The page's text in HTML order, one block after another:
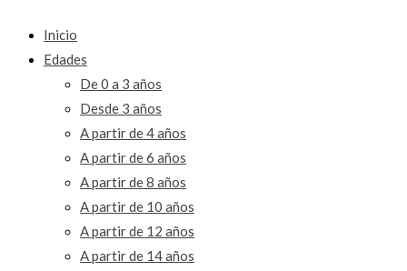
Inicio
Edades
De 0 a 3 años
Desde 3 años
A partir de 4 años
A partir de 6 años
A partir de 8 años
A partir de 10 años
A partir de 12 años
A partir de 14 años